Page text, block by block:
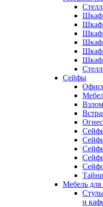
Сейфы
Мебель для
и